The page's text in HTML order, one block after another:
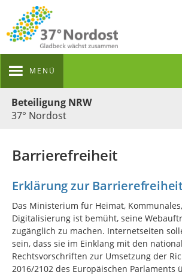
MENÜ
Beteiligung NRW
37° Nordost
Barrierefreiheit
Erklärung zur
Das Ministerium für Heimat,
Digitalisierung ist bemüht, seine
zugänglich zu machen. Internetseiten
sein, dass sie im Einklang mit den
Rechtsvorschriften zur Umsetzung der
2016/2102 des Europäischen Parlaments